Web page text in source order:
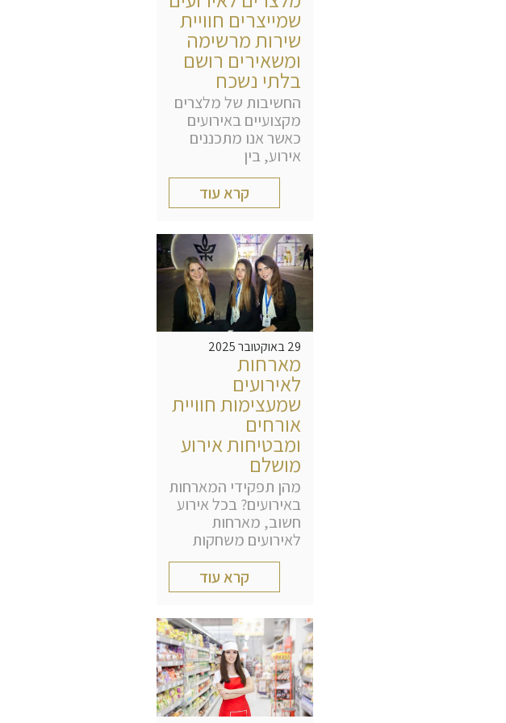
שמייצרים חוויית
שירות מרשימה
ומשאירים רושם
בלתי נשכח
החשיבות של מלצרים
מקצועיים באירועים
כאשר אנו מתכננים
אירוע, בין
קרא עוד
29 באוקטובר 2025
מארחות
לאירועים
שמעצימות חוויית
אורחים
ומבטיחות אירוע
מושלם
מהן תפקידי המארחות
באירועים? בכל אירוע
חשוב, מארחות
לאירועים משחקות
קרא עוד